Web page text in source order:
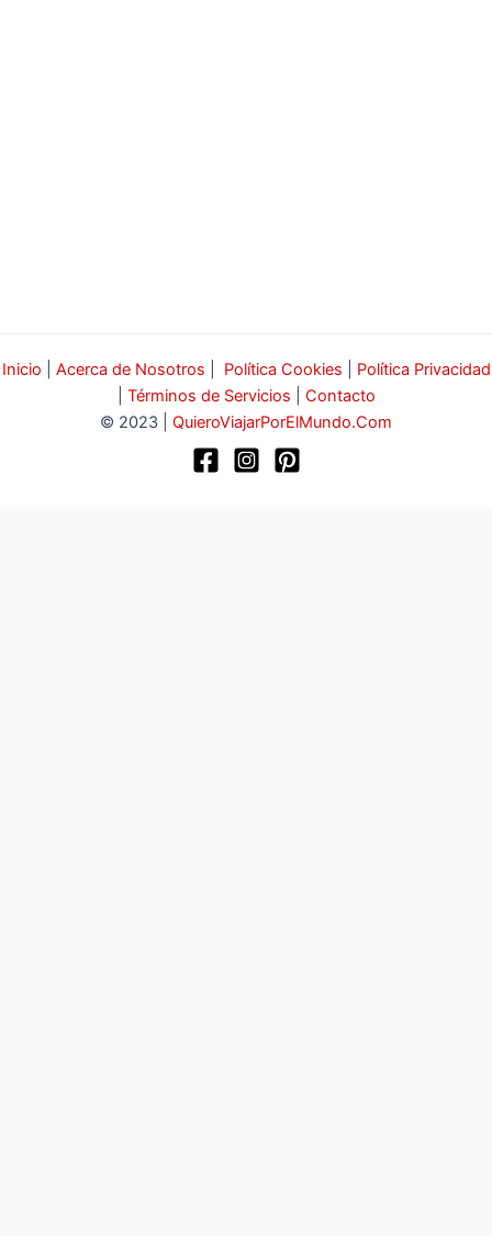
Inicio Acerca de Nosotros Política Cookies
Política Privacidad
Términos de Servicios
Contacto
© 2023 | QuieroViajarPorElMundo.Com